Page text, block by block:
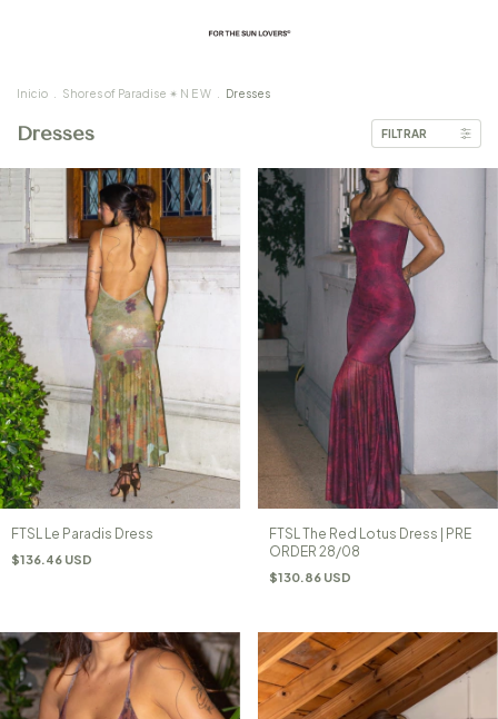
Inicio Shores of Paradise ✴︎ N E W Dresses
Dresses FILTRAR
FTSL Le Paradis Dress
$136.46 USD
FTSL The Red Lotus Dress | PRE
ORDER 28/08
$130.86 USD